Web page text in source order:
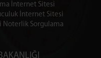
İnternet Sitesi
İnternet Sitesi
Noterlik Sorgulama